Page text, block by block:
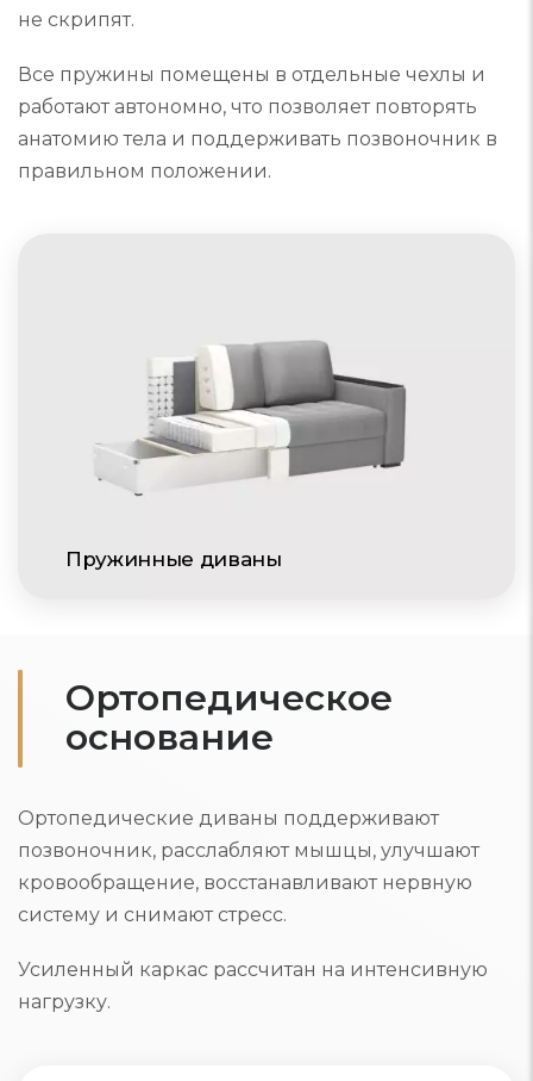
Пружинные диваны
не скрипят.
Все пружины помещены в отдельные чехлы и
работают автономно, что позволяет повторять
анатомию тела и поддерживать позвоночник в
правильном положении.
Ортопедическое
основание
Ортопедические диваны поддерживают
позвоночник, расслабляют мышцы, улучшают
кровообращение, восстанавливают нервную
систему и снимают стресс.
Усиленный каркас рассчитан на интенсивную
нагрузку.